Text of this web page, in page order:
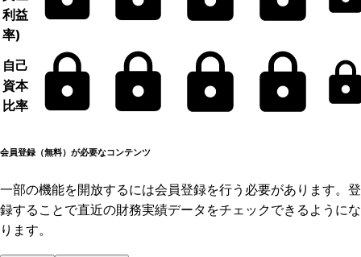
利益
率)
自己
資本
比率
会員登録（無料）が必要なコンテンツ
一部の機能を開放するには会員登録を行う必要があります。登
録することで直近の財務実績データをチェックできるようにな
ります。